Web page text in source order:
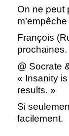
On ne peut
François
@ Socrate
« Insanity
results. »
Si
facilement.